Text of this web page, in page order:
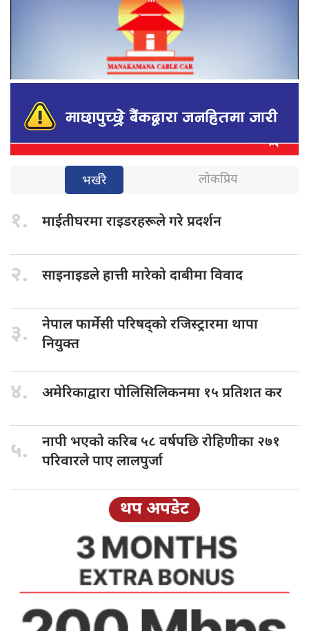
भर्खरै लोकप्रिय
१. माईतीघरमा राइडरहरूलेगरे प्रदर्शन
२. साइनाइडले हात्तीमारेको दाबीमा विवाद
३. नेपाल फार्मेसीपरिषद्को रजिस्ट्रारमा थापा
नियुक्त
४. अमेरिकाद्वारा पोलिसिलिकनमा १५ प्रतिशत कर
५. नापी भएकोकरिब ५८ वर्षपछि रोहिणीका २७१
परिवारले पाए लालपुर्जा
थप अपडेट